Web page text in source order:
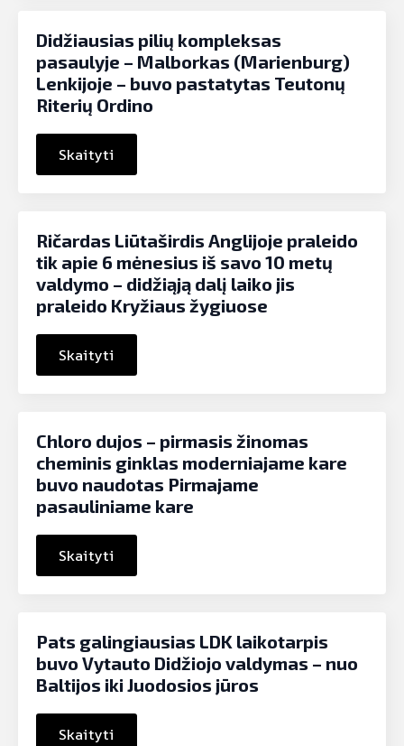
Didžiausias pilių kompleksas
pasaulyje – Malborkas (Marienburg)
Lenkijoje – buvo pastatytas Teutonų
Riterių Ordino
Skaityti
Ričardas Liūtaširdis Anglijoje praleido
tik apie 6 mėnesius iš savo 10 metų
valdymo – didžiąją dalį laiko jis
praleido Kryžiaus žygiuose
Skaityti
Chloro dujos – pirmasis žinomas
cheminis ginklas moderniajame kare
buvo naudotas Pirmajame
pasauliniame kare
Skaityti
Pats galingiausias LDK laikotarpis
buvo Vytauto Didžiojo valdymas – nuo
Baltijos iki Juodosios jūros
Skaityti